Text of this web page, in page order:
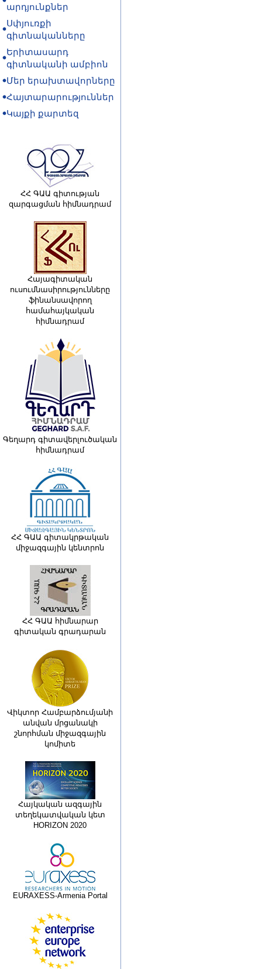
արդյունքներ
Սփյուռքի
գիտնականները
Երիտասարդ
գիտնականի ամբիոն
Մեր երախտավորները
Հայտարարություններ
Կայքի քարտեզ
ՀՀ ԳԱԱ գիտության
զարգացման հիմնադրամ
Հայագիտական
ուսումնասիրությունները
ֆինանսավորող
համահայկական
հիմնադրամ
Գեղարդ գիտավերլուծական
հիմնադրամ
ՀՀ ԳԱԱ գիտակրթական
միջազգային կենտրոն
ՀՀ ԳԱԱ հիմնարար
գիտական գրադարան
Վիկտոր Համբարձումյանի
անվան մրցանակի
շնորհման միջազգային
կոմիտե
Հայկական ազգային
տեղեկատվական կետ
HORIZON 2020
EURAXESS-Armenia Portal